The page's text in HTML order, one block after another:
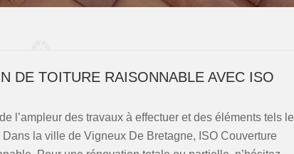
DE TOITURE RAISONNABLE AVEC ISO
l’ampleur des travaux à effectuer et des éléments tels le
la ville de Vigneux De Bretagne, ISO Couverture